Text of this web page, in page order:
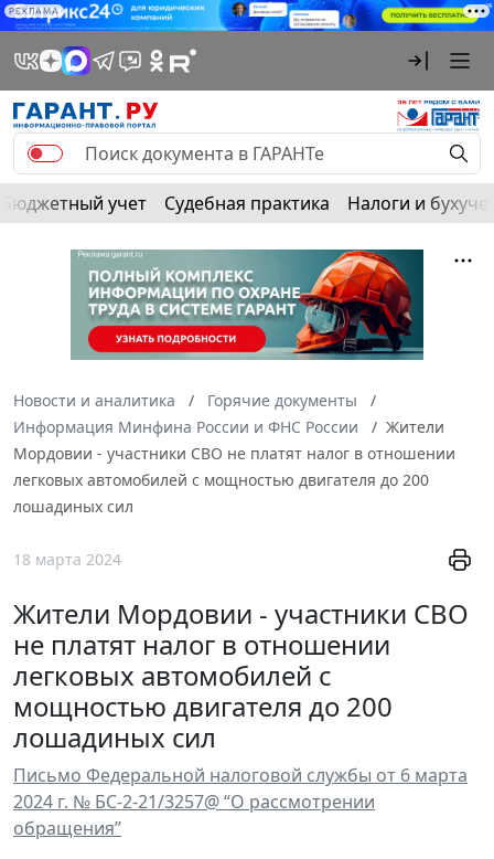
РЕКЛАМА
Бюджетный учет Судебная практика Налоги и
Новости и аналитика
Горячие документы
Информация Минфина России и ФНС России
Жители
Мордовии - участники СВО не платят налог в отношении
легковых автомобилей с мощностью двигателя до 200
лошадиных сил
18 марта 2024
Жители Мордовии - участники СВО
не платят налог в отношении
легковых автомобилей с
мощностью двигателя до 200
лошадиных сил
Письмо Федеральной налоговой службы от 6 марта
2024 г. № БС-2-21/3257@ “О рассмотрении
обращения”